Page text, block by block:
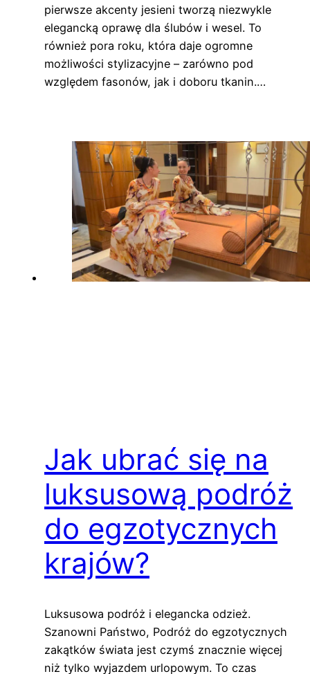
pierwsze akcenty jesieni tworzą niezwykle
elegancką oprawę dla ślubów i wesel. To
również pora roku, która daje ogromne
możliwości stylizacyjne – zarówno pod
względem fasonów, jak i doboru tkanin.…
Jak ubrać się na
luksusową podróż
do egzotycznych
krajów?
Luksusowa podróż i elegancka odzież.
Szanowni Państwo, Podróż do egzotycznych
zakątków świata jest czymś znacznie więcej
niż tylko wyjazdem urlopowym. To czas